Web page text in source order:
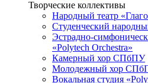
Творческие коллективы
Народный театр
Студенческий
Эстрадно-
«Polytech Orchestra»
Камерный хор СПбПУ
Молодежный хор
Вокальная студия